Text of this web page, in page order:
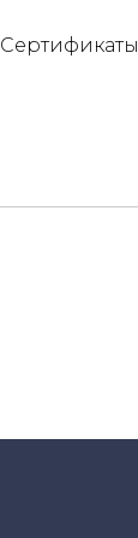
Сертификаты